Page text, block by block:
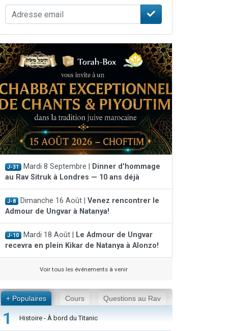
J-31 Mardi 8 Septembre |
Dinner d'hommage
au Rav Sitruk à Londres — 10 ans déjà
J-8 Dimanche 16 Août | Venez rencontrer le
Admour de Ungvar à Natanya!
J-10 Mardi 18 Août |
Le Admour de Ungvar
recevra en plein Kikar de Natanya à Alonzo!
Voir tous les événements à venir
+ Populaires Cours Questions au Rav
1 Histoire - À bord du Titanic